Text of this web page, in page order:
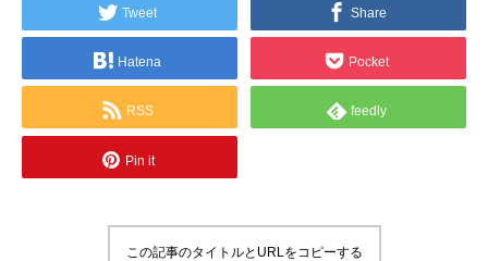
Tweet Share
Hatena Pocket
RSS feedly
Pin it
この記事のタイトルとURLをコピーする